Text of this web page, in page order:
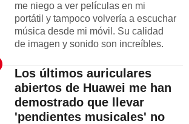
me niego a ver películas en mi
portátil y tampoco volvería a escuchar
música desde mi móvil. Su calidad
de imagen y sonido son increíbles.
Los últimos auriculares
abiertos de Huawei me han
demostrado que llevar
'pendientes musicales' no